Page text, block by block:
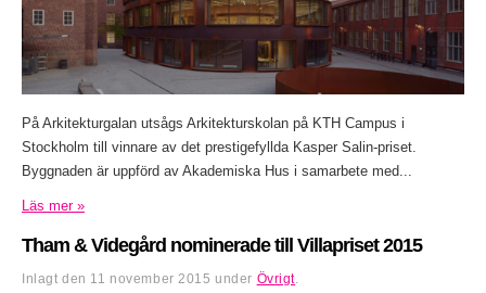
På Arkitekturgalan utsågs Arkitekturskolan på KTH Campus i
Stockholm till vinnare av det prestigefyllda Kasper Salin-priset.
Byggnaden är uppförd av Akademiska Hus i samarbete med...
Läs mer »
Tham & Videgård nominerade till Villapriset 2015
Inlagt den 11 november 2015 under Övrigt